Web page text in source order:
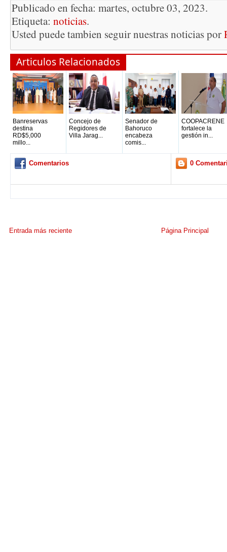
Publicado en fecha: martes, octubre 03, 2023.
Etiqueta: noticias.
Usted puede tambien seguir nuestras noticias por
Articulos Relacionados
Banreservas
destina
RD$5,000
millo...
Concejo de
Regidores de
Villa Jarag...
Senador de
Bahoruco
encabeza
comis...
COOPACRENE
fortalece la
gestión in...
Comentarios 0
Entrada más reciente Página Principal